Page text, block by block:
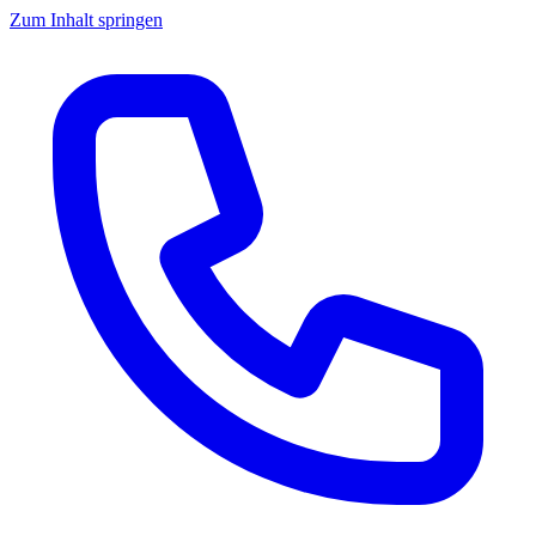
Zum Inhalt springen